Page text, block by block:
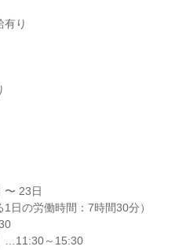
り
〜 23日
日の労働時間：7時間30分）
…11:30～15:30